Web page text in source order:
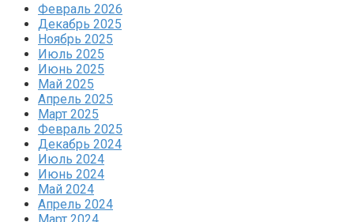
Февраль 2026
Декабрь 2025
Ноябрь 2025
Июль 2025
Июнь 2025
Май 2025
Апрель 2025
Март 2025
Февраль 2025
Декабрь 2024
Июль 2024
Июнь 2024
Май 2024
Апрель 2024